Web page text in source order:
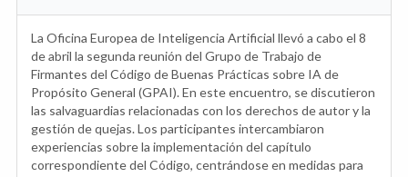
La Oficina Europea de Inteligencia Artificial llevó a cabo el 8
de abril la segunda reunión del Grupo de Trabajo de
Firmantes del Código de Buenas Prácticas sobre IA de
Propósito General (GPAI). En este encuentro, se discutieron
las salvaguardias relacionadas con los derechos de autor y la
gestión de quejas. Los participantes intercambiaron
experiencias sobre la implementación del capítulo
correspondiente del Código, centrándose en medidas para